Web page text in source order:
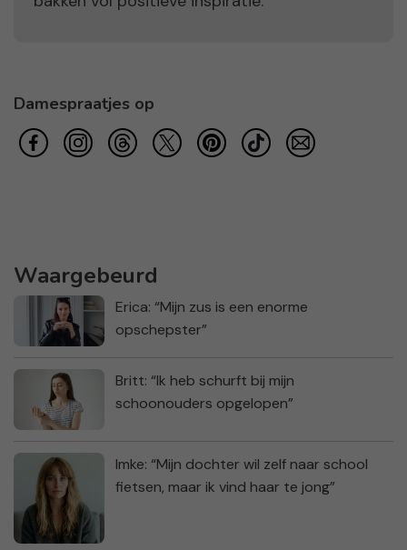
Damespraatjes op
Waargebeurd
Erica: “Mijn zus is een enorme
opschepster”
Britt: “Ik heb schurft bij mijn
schoonouders opgelopen”
Imke: “Mijn dochter wil zelf naar school
fietsen, maar ik vind haar te jong”